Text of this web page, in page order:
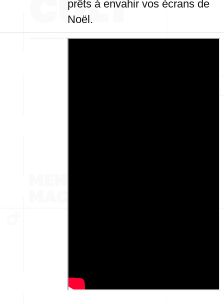
prêts à envahir vos écrans de
Noël.